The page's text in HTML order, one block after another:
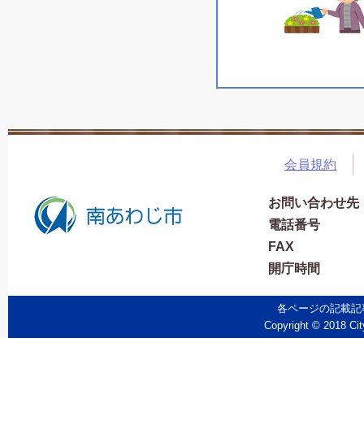
会員規約
お問い合わせ先
電話番号
FAX
開庁時間
各ページの記載
Copyright © 2018